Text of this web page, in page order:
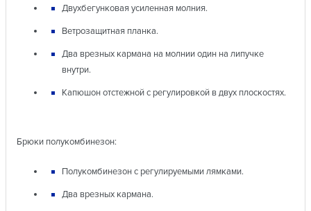
Двухбегунковая усиленная молния.
Ветрозащитная планка.
Два врезных кармана на молнии один на липучке
внутри.
Капюшон отстежной с регулировкой в двух плоскостях.
Брюки полукомбинезон:
Полукомбинезон с регулируемыми лямками.
Два врезных кармана.